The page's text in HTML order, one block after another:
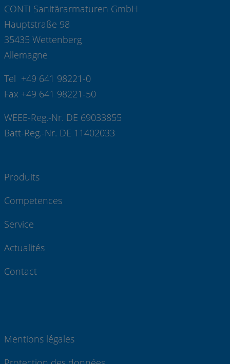
CONTI Sanitärarmaturen GmbH
Hauptstraße 98
35435 Wettenberg
Allemagne
Tel +49 641 98221-0
Fax +49 641 98221-50
WEEE-Reg.-Nr. DE 69033855
Batt-Reg.-Nr. DE 11402033
Produits
Competences
Service
Actualités
Contact
Mentions légales